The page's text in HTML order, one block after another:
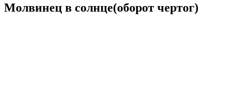
Молвинец в солнце(оборот чертог)